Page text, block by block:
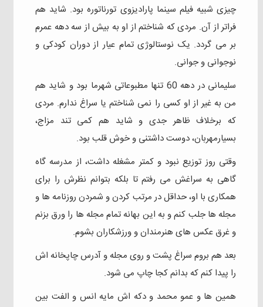
چیزی شبیه فیلم سینما پارادیزوی تورناتوره بود. شاید هم
فراتر از آن. مردی که شناختم از او به بیش از سه دهه عمرم
بر می گردد. یک نوستالوژی تمام عیار از دوران کودکی و
نوجوانی و جوانی.
سلیمانی در دهه 60 تنها مطبوعاتی شهرما بود و شاید هم
من به غیر از او کسی را نمی شناختم یا سراغ ندارم. مردی
که برخلاف ظاهر جدی و شاید هم کمی تند مزاج،
بسیارمهربان، دوست داشتنی و خوش قلب بود.
وقتی روز توزیع نبود و کمتر مشغله داشت، از مدرسه گاه
گاهی به سراغش می رفتم تا بلکه بتوانم نظرش را برای
همکاری با او، حداقل در مرتب کردن و شمردن روزنامه ها و
مجله ها جلب کنم و به این بهانه تمام مجله ها را ورق بزنم
و غرق عکس های هنرمندان و ورزشکاران بشوم.
بعد هم بروم سراغ پشت و روی مجله و آدرس چاپخانه اش
را پیدا کنم که بدانم کجا چاپ می شود.
همین ها و عمو محمد و دکه اش مایه انس و الفت بین